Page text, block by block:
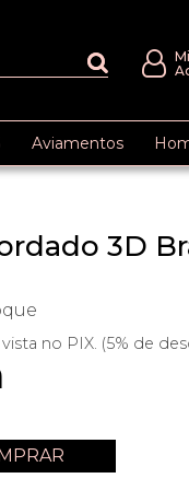
Aviamentos
3D
vista no PIX. (5% de